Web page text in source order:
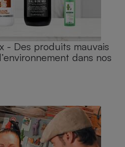
- Des produits mauvais
dans nos